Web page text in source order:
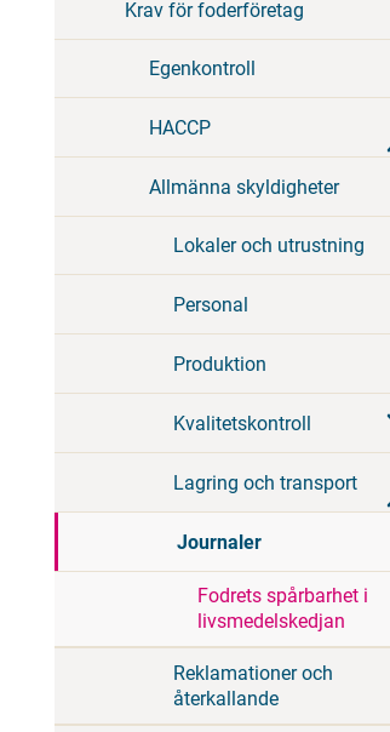
Krav för foderföretag
Egenkontroll
HACCP
Allmänna skyldigheter
Lokaler och utrustning
Personal
Produktion
Kvalitetskontroll
Lagring och transport
Journaler
Fodrets spårbarhet i
livsmedelskedjan
Reklamationer och
återkallande